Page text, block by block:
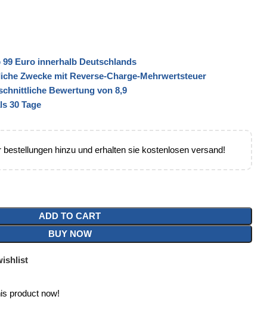
Euro innerhalb Deutschlands
Zwecke mit Reverse-Charge-Mehrwertsteuer
Bewertung von 8,9
30 Tage
bestellungen hinzu und erhalten sie kostenlosen versand!
ADD TO CART
BUY NOW
product now!